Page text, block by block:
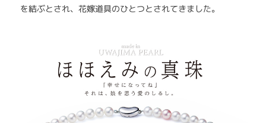
を結ぶとされ、花嫁道具のひとつとされてきました。